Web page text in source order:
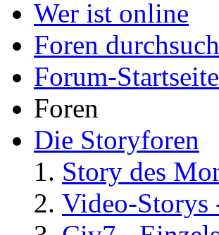
Wer ist online
Foren
Forum-Startseite
Foren
Die Storyforen
Story des
Video-Storys